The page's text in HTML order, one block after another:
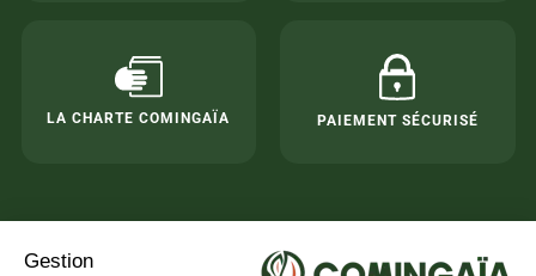
LA CHARTE COMINGAÏA PAIEMENT SÉCURISÉ